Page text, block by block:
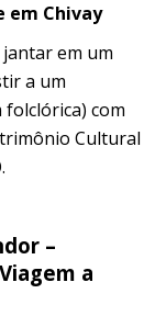
em Chivay
em um
a um
com
Cultural
–
a